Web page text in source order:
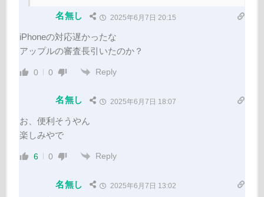
名無し 2025年6月7日 20:15
iPhoneの対応遅かったな
アップルの審査長引いたのか？
0 0 Reply
名無し 2025年6月7日 18:07
お、便利そうやん
楽しみやで
6 0 Reply
名無し 2025年6月7日 13:02